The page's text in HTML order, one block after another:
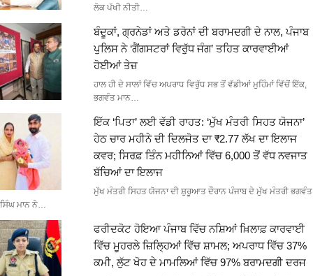
ਲੋਕ ਪੱਖੀ ਨੀਤੀ…
ਬੰਦੂਕਾਂ, ਗ੍ਰਨੇਡਾਂ ਅਤੇ ਡਰੋਨਾਂ ਦੀ ਬਰਾਮਦਗੀ ਦੇ ਨਾਲ, ਪੰਜਾਬ
ਪੁਲਿਸ ਨੇ ‘ਗੈਂਗਸਟਰਾਂ ਵਿਰੁੱਧ ਜੰਗ’ ਤਹਿਤ ਕਾਰਵਾਈਆਂ
ਹੋਈਆਂ ਤੇਜ਼
ਹਾਲ ਹੀ ਦੇ ਸਾਲਾਂ ਵਿੱਚ ਅਪਰਾਧ ਵਿਰੁੱਧ ਸਭ ਤੋਂ ਵੱਡੀਆਂ ਮੁਹਿੰਮਾਂ ਵਿੱਚੋਂ ਇੱਕ,
ਭਗਵੰਤ ਮਾਨ…
ਇੱਕ ‘ਪਿਤਾ’ ਲਈ ਵੱਡੀ ਰਾਹਤ: ‘ਮੁੱਖ ਮੰਤਰੀ ਸਿਹਤ ਯੋਜਨਾ’
ਹੇਠ ਚਾਰ ਮਹੀਨੇ ਦੀ ਦਿਲਜੋਤ ਦਾ ₹2.77 ਲੱਖ ਦਾ ਇਲਾਜ
ਕਵਰ; ਸਿਰਫ਼ ਤਿੰਨ ਮਹੀਨਿਆਂ ਵਿੱਚ 6,000 ਤੋਂ ਵੱਧ ਨਵਜਾਤ
ਬੱਚਿਆਂ ਦਾ ਇਲਾਜ
ਮੁੱਖ ਮੰਤਰੀ ਸਿਹਤ ਯੋਜਨਾ ਦੀ ਸ਼ੁਰੂਆਤ ਦੌਰਾਨ ਪੰਜਾਬ ਦੇ ਮੁੱਖ ਮੰਤਰੀ ਭਗਵੰਤ
ਸਿੰਘ ਮਾਨ ਨੇ…
ਫਰੀਦਕੋਟ ਹੋਇਆ ਪੰਜਾਬ ਵਿੱਚ ਨਸ਼ਿਆਂ ਖ਼ਿਲਾਫ਼ ਕਾਰਵਾਈ
ਵਿੱਚ ਮੂਹਰਲੇ ਜ਼ਿਲ੍ਹਿਆਂ ਵਿੱਚ ਸ਼ਾਮਲ; ਅਪਰਾਧ ਵਿੱਚ 37%
ਕਮੀ, ਲੁੱਟ ਖੋਹ ਦੇ ਮਾਮਲਿਆਂ ਵਿੱਚ 97% ਬਰਾਮਦਗੀ ਦਰਜ